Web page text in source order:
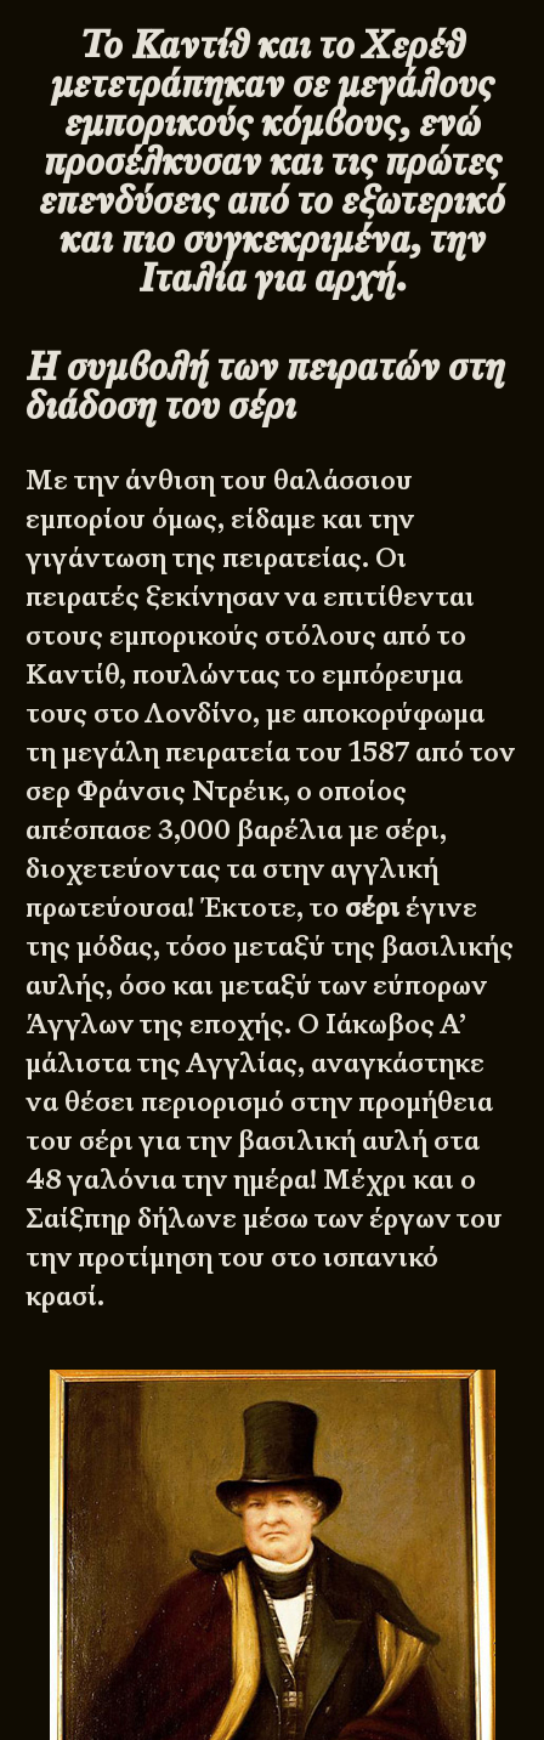
Το Καντίθ και το Χερέθ
μετετράπηκαν σε μεγάλους
εμπορικούς κόμβους, ενώ
προσέλκυσαν και τις πρώτες
επενδύσεις από το εξωτερικό
και πιο συγκεκριμένα, την
Ιταλία για αρχή.
Η συμβολή των πειρατών στη
διάδοση του σέρι
Με την άνθιση του θαλάσσιου
εμπορίου όμως, είδαμε και την
γιγάντωση της πειρατείας. Οι
πειρατές ξεκίνησαν να επιτίθενται
στους εμπορικούς στόλους από το
Καντίθ, πουλώντας το εμπόρευμα
τους στο Λονδίνο, με αποκορύφωμα
τη μεγάλη πειρατεία του 1587 από τον
σερ Φράνσις Ντρέικ, ο οποίος
απέσπασε 3,000 βαρέλια με σέρι,
διοχετεύοντας τα στην αγγλική
πρωτεύουσα! Έκτοτε, το σέρι έγινε
της μόδας, τόσο μεταξύ της βασιλικής
αυλής, όσο και μεταξύ των εύπορων
Άγγλων της εποχής. Ο Ιάκωβος Α’
μάλιστα της Αγγλίας, αναγκάστηκε
να θέσει περιορισμό στην προμήθεια
του σέρι για την βασιλική αυλή στα
48 γαλόνια την ημέρα! Μέχρι και ο
Σαίξπηρ δήλωνε μέσω των έργων του
την προτίμηση του στο ισπανικό
κρασί.